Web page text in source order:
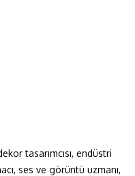
tasarımcısı, endüstri
ses ve görüntü uzmanı,